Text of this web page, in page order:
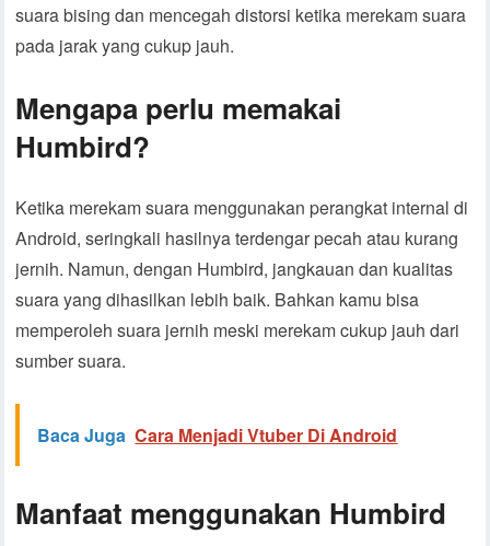
suara bising dan mencegah distorsi ketika merekam suara
pada jarak yang cukup jauh.
Mengapa perlu memakai
Humbird?
Ketika merekam suara menggunakan perangkat internal di
Android, seringkali hasilnya terdengar pecah atau kurang
jernih. Namun, dengan Humbird, jangkauan dan kualitas
suara yang dihasilkan lebih baik. Bahkan kamu bisa
memperoleh suara jernih meski merekam cukup jauh dari
sumber suara.
Baca Juga Cara Menjadi Vtuber Di Android
Manfaat menggunakan Humbird